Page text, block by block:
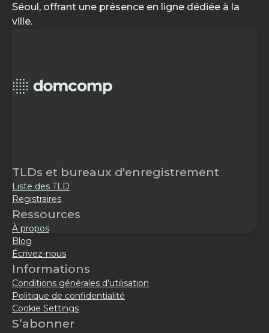
Séoul, offrant une présence en ligne dédiée à la
ville.
TLDs et bureaux d'enregistrement
Liste des TLD
Registraires
Ressources
À propos
Blog
Écrivez-nous
Informations
Conditions générales d'utilisation
Politique de confidentialité
Cookie Settings
S’abonner